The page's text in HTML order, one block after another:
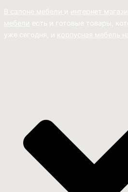
В салоне мебели и интернет
мебели есть и готовые товары,
уже сегодня, и корпусная мебель